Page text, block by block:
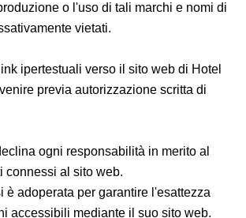
o l'uso di tali marchi e nomi di
vietati.
ipertestuali verso il sito web di Hotel
previa autorizzazione scritta di
ogni responsabilità in merito al
connessi al sito web.
è adoperata per garantire l'esattezza
accessibili mediante il suo sito web.